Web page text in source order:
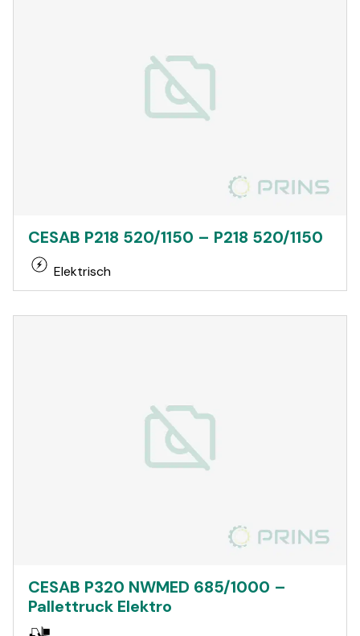
CESAB P218 520/1150 – P218 520/1150
Elektrisch
CESAB P320 NWMED 685/1000 –
Pallettruck Elektro